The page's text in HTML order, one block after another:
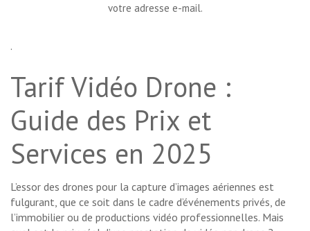
votre adresse e-mail.
.
Tarif Vidéo Drone :
Guide des Prix et
Services en 2025
L’essor des drones pour la capture d’images aériennes est
fulgurant, que ce soit dans le cadre d’événements privés, de
l’immobilier ou de productions vidéo professionnelles. Mais